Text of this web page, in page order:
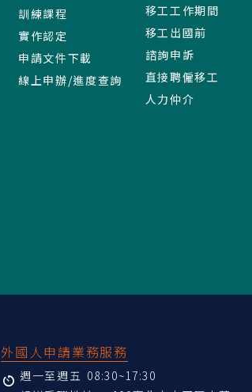
訓練課程
實作認定
申請文件下載
線上申辦/進度查詢
移工工作期間
移工出國前
諮詢申訴
直接聘僱移工
人力仲介
外國人申請業務服務
週一至週五 08:30~17:30